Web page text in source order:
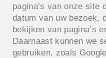
pagina’s van onze site
datum van uw bezoek,
bekijken van pagina’s
Daarnaast kunnen we
gebruiken, zoals